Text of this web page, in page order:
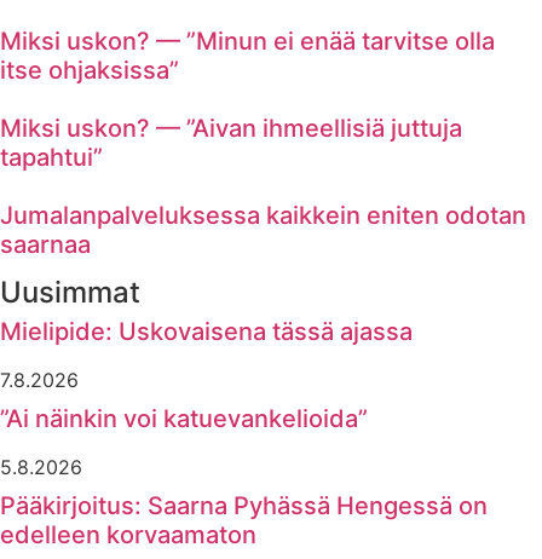
Miksi uskon? — ”Minun ei enää tarvitse olla
itse ohjaksissa”
Miksi uskon? — ”Aivan ihmeellisiä juttuja
tapahtui”
Jumalanpalveluksessa kaikkein eniten odotan
saarnaa
Uusimmat
Mielipide: Uskovaisena tässä ajassa
7.8.2026
”Ai näinkin voi katuevankelioida”
5.8.2026
Pääkirjoitus: Saarna Pyhässä Hengessä on
edelleen korvaamaton